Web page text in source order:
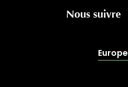
Nous suivre
Europe